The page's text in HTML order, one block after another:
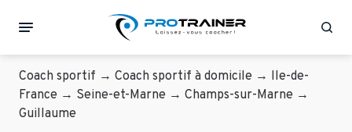
Coach sportif → Coach sportif à domicile → Ile-de-
France → Seine-et-Marne → Champs-sur-Marne →
Guillaume